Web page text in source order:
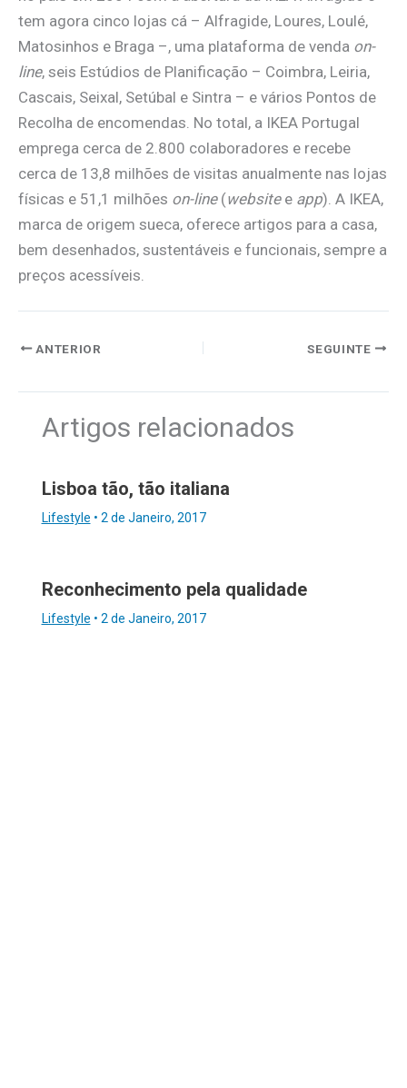
tem agora cinco lojas cá – Alfragide, Loures, Loulé,
Matosinhos e Braga –, uma plataforma de venda on-
line, seis Estúdios de Planificação – Coimbra, Leiria,
Cascais, Seixal, Setúbal e Sintra – e vários Pontos de
Recolha de encomendas. No total, a IKEA Portugal
emprega cerca de 2.800 colaboradores e recebe
cerca de 13,8 milhões de visitas anualmente nas lojas
físicas e 51,1 milhões on-line(websitee app). A IKEA,
marca de origem sueca, oferece artigos para a casa,
bem desenhados, sustentáveis e funcionais, sempre a
preços acessíveis.
ANTERIOR SEGUINTE
Artigos relacionados
Lisboa tão, tão italiana
Lifestyle • 2 de Janeiro, 2017
Reconhecimento pela qualidade
Lifestyle • 2 de Janeiro, 2017